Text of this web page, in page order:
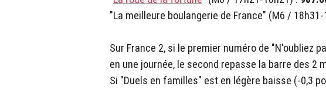
"La meilleure boulangerie de France" (M6 / 18h31-
Sur France 2, si le premier numéro de "N'oubliez
en une journée, le second repasse la barre des 2
Si "Duels en familles" est en légère baisse (-0,3